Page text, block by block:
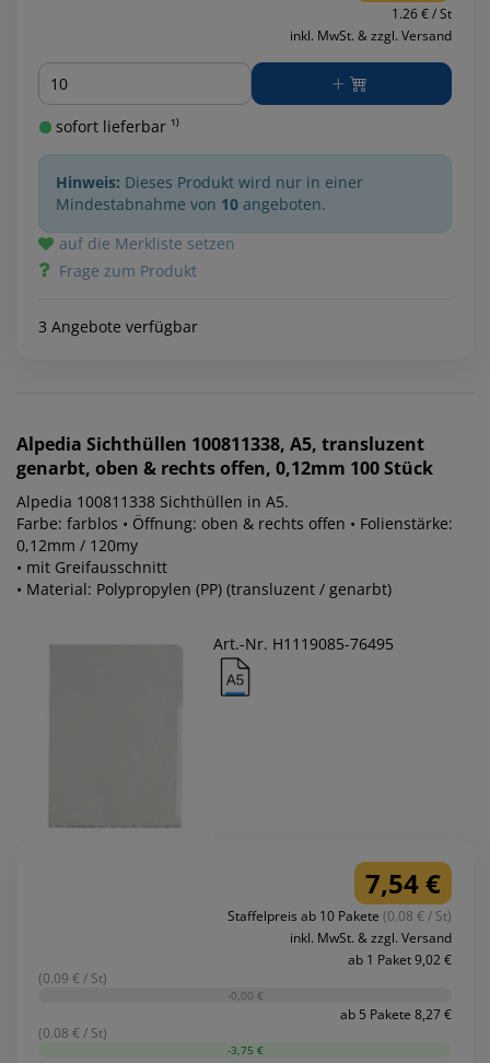
1.26 € / St
inkl. MwSt. & zzgl. Versand
Menge
sofort lieferbar ¹⁾
Hinweis: Dieses Produkt wird nur in einer
Mindestabnahme von 10 angeboten.
auf die Merkliste setzen
Frage zum Produkt
3 Angebote verfügbar
Alpedia Sichthüllen 100811338, A5, transluzent
genarbt, oben & rechts offen, 0,12mm 100 Stück
Alpedia 100811338 Sichthüllen in A5.
Farbe: farblos • Öffnung: oben & rechts offen • Folienstärke:
0,12mm / 120my
• mit Greifausschnitt
• Material: Polypropylen (PP) (transluzent / genarbt)
Art.-Nr. H1119085-76495
7,54 €
Staffelpreis ab 10 Pakete (0.08 € / St)
inkl. MwSt. & zzgl. Versand
ab 1 Paket 9,02 €
(0.09 € / St)
-0,00 €
ab 5 Pakete 8,27 €
(0.08 € / St)
-3,75 €